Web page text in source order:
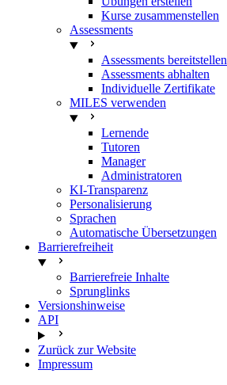
Kurse zusammenstellen
Assessments
Assessments bereitstellen
Assessments abhalten
Individuelle Zertifikate
MILES verwenden
Lernende
Tutoren
Manager
Administratoren
KI-Transparenz
Personalisierung
Sprachen
Automatische Übersetzungen
Barrierefreiheit
Barrierefreie Inhalte
Sprunglinks
Versionshinweise
API
Zurück zur Website
Impressum